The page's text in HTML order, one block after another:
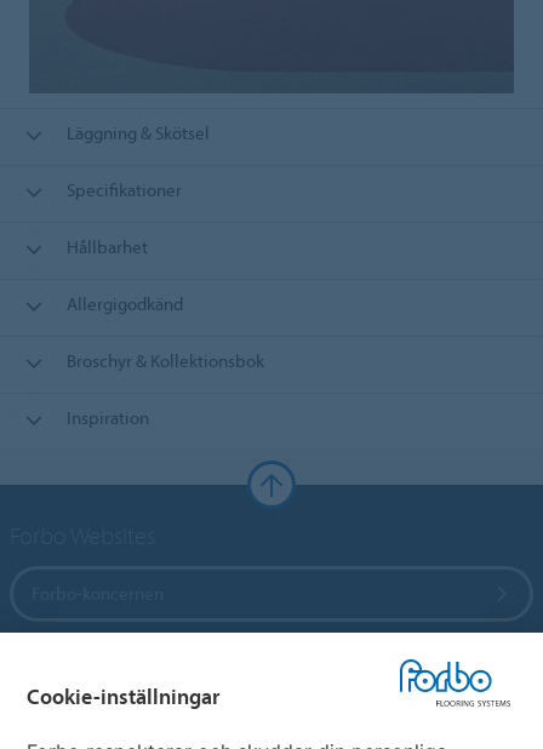
Läggning & Skötsel
Specifikationer
Hållbarhet
Allergigodkänd
Broschyr & Kollektionsbok
Inspiration
Cookie-inställningar